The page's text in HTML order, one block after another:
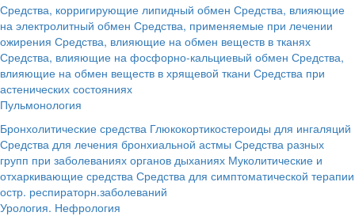
Средства, корригирующие липидный обмен Средства, влияющие
на электролитный обмен Средства, применяемые при лечении
ожирения Средства, влияющие на обмен веществ в тканях
Средства, влияющие на фосфорно-кальциевый обмен Средства,
влияющие на обмен веществ в хрящевой ткани Средства при
астенических состояниях
Пульмонология
Бронхолитические средства Глюкокортикостероиды для ингаляций
Средства для лечения бронхиальной астмы Средства разных
групп при заболеваниях органов дыханиях Муколитические и
отхаркивающие средства Средства для симптоматической терапии
остр. респираторн.заболеваний
Урология. Нефрология